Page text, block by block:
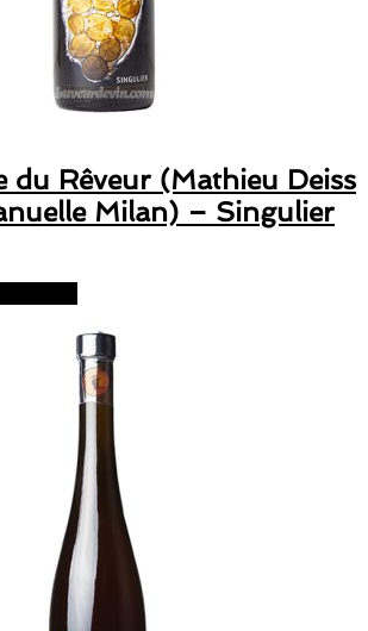
du Rêveur (Mathieu Deiss
Milan) – Singulier